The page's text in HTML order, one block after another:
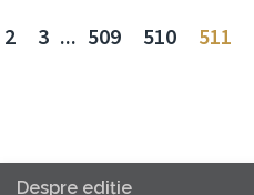
2 3 ... 509 510 511
Despre ediţie